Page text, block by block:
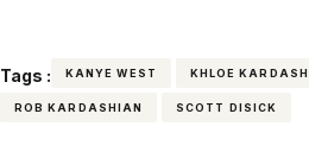
Tags : KANYE WEST KHLOE
ROB KARDASHIAN SCOTT DISICK